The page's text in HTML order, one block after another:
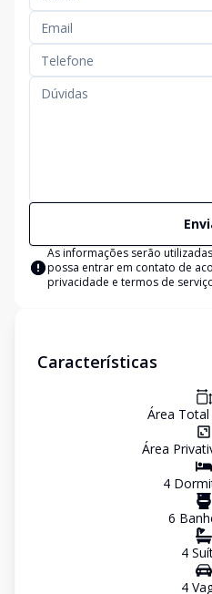
As informações serão
possa entrar em contato de
privacidade e termos de
Características
Área Total
Área
4
6
4
4